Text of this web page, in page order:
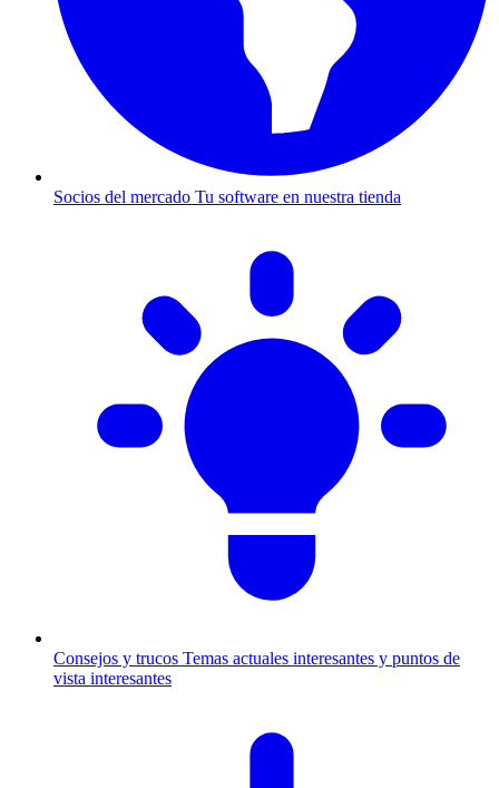
Socios del mercado Tu software en nuestra tienda
Consejos y trucos Temas actuales interesantes y puntos de
vista interesantes